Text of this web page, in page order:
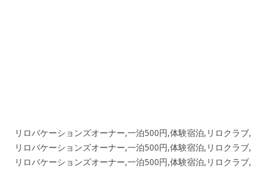
リロバケーションズオーナー,一泊500円,体験宿泊,リロクラブ,
リロバケーションズオーナー,一泊500円,体験宿泊,リロクラブ,
リロバケーションズオーナー,一泊500円,体験宿泊,リロクラブ,